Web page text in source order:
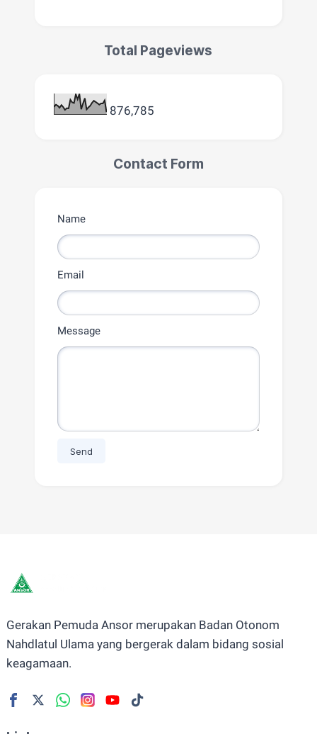
Total Pageviews
876,785
Contact Form
Name
Email
Message
Gerakan Pemuda Ansor merupakan Badan Otonom
Nahdlatul Ulama yang bergerak dalam bidang sosial
keagamaan.